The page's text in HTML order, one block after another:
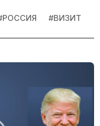
РОССИЯ #ВИЗИТ